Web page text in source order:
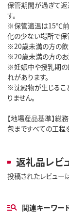
保管期間が過ぎて返
す。
※保管適温は15℃前
化の少ない場所で保
※20歳未満の方の飲
※20歳未満の方のお
※妊娠中や授乳期の
れがあります。
※沈殿物が生じるこ
りません。
【地場産品基準】
包まですべての工程
返礼品レビ
投稿されたレビュー
関連キーワー